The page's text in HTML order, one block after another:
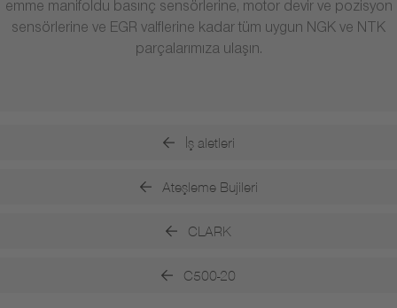
emme manifoldu basınç sensörlerine, motor devir ve pozisyon
sensörlerine ve EGR valflerine kadar tüm uygun NGK ve NTK
parçalarımıza ulaşın.
İş aletleri
Ateşleme Bujileri
CLARK
C500-20